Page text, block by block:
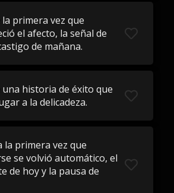
primera vez que
el afecto, la señal de
de mañana.
una historia de éxito que
a la delicadeza.
la primera vez que
se volvió automático, el
de hoy y la pausa de